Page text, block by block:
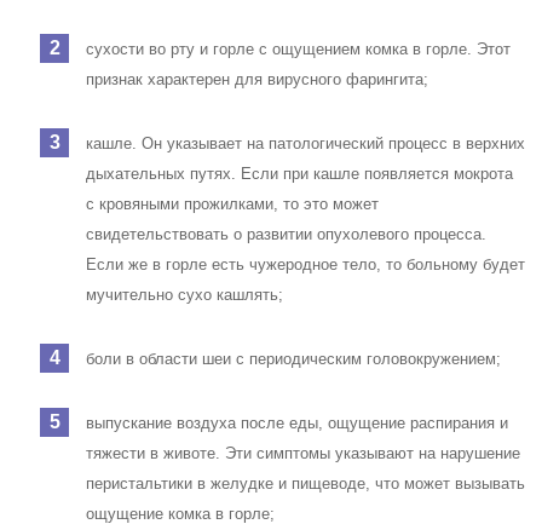
сухости во рту и горле с ощущением комка в горле. Этот
признак характерен для вирусного фарингита;
кашле. Он указывает на патологический процесс в верхних
дыхательных путях. Если при кашле появляется мокрота
с кровяными прожилками, то это может
свидетельствовать о развитии опухолевого процесса.
Если же в горле есть чужеродное тело, то больному будет
мучительно сухо кашлять;
боли в области шеи с периодическим головокружением;
выпускание воздуха после еды, ощущение распирания и
тяжести в животе. Эти симптомы указывают на нарушение
перистальтики в желудке и пищеводе, что может вызывать
ощущение комка в горле;